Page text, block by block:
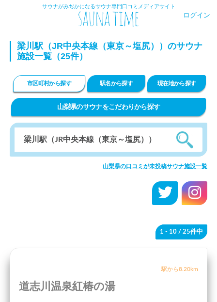
サウナがみぢかになるサウナ専門口コミメディアサイト
ログイン
梁川駅（JR中央本線（東京～塩尻））のサウナ
施設一覧（25件）
市区町村から探す 駅名から探す 現在地から探す
山梨県のサウナをこだわりから探す
山梨県の口コミが未投稿サウナ施設一覧
1 - 10 / 25件中
駅から8.20km
道志川温泉紅椿の湯